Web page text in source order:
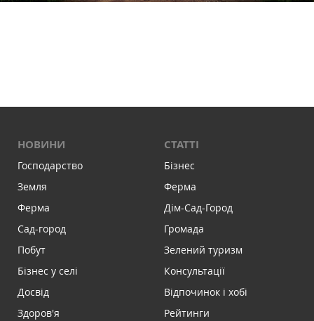
НОВИНИ
Господарство
Земля
Ферма
Сад-город
Побут
Бізнес у селі
Досвід
Здоров'я
СТАТТІ
Бізнес
Ферма
Дім-Сад-Город
Громада
Зелений туризм
Консультації
Відпочинок і хобі
Рейтинги